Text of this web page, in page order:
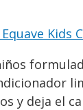
y deja el